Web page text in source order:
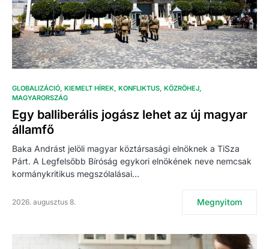
GLOBALIZÁCIÓ KIEMELT HÍREK KONFLIKTUS KÖZRÖHEJ
MAGYARORSZÁG
Egy balliberális jogász lehet az új magyar
államfő
Baka Andrást jelöli magyar köztársasági elnöknek a TiSza
Párt. A Legfelsőbb Bíróság egykori elnökének neve nemcsak
kormánykritikus megszólalásai…
2026. augusztus 8. Megnyitom